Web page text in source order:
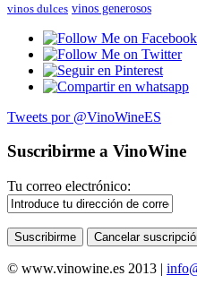
vinos dulces vinos generosos
Tweets por @VinoWineES
Suscribirme a VinoWine
Tu correo electrónico:
© www.vinowine.es 2013 |